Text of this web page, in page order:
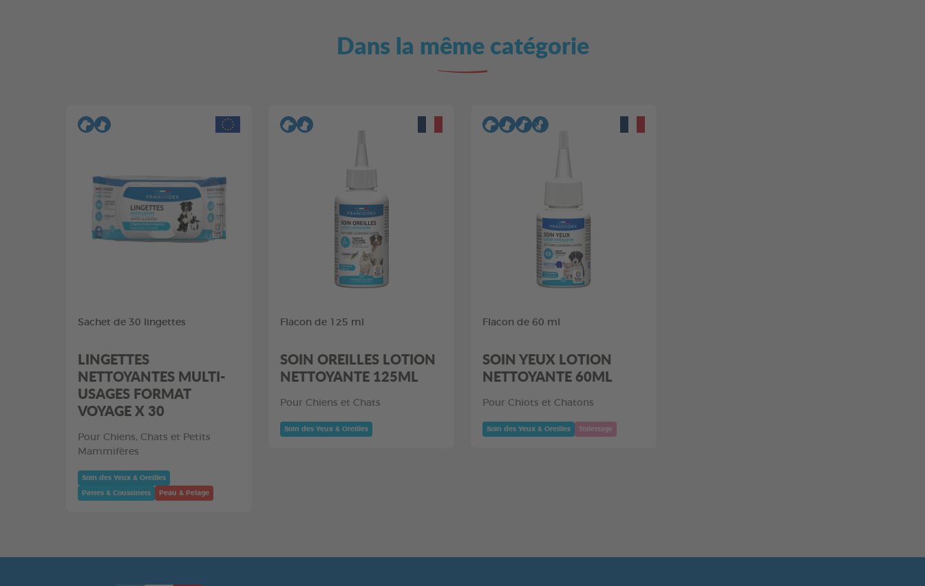
Dans la même catégorie
Sachet de 30 lingettes
LINGETTES
NETTOYANTES MULTI-
USAGES FORMAT
VOYAGE X 30
Pour Chiens, Chats et Petits
Mammifères
Soin des Yeux & Oreilles
Pattes & Coussinets Peau & Pelage
Flacon de 125 ml
SOIN OREILLES LOTION
NETTOYANTE 125ML
Pour Chiens et Chats
Soin des Yeux & Oreilles
Flacon de 60 ml
SOIN YEUX LOTION
NETTOYANTE 60ML
Pour Chiots et Chatons
Soin des Yeux & Oreilles Toilettage